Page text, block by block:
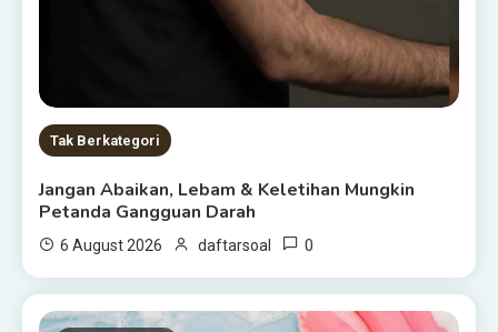
Tak Berkategori
Jangan Abaikan, Lebam & Keletihan Mungkin
Petanda Gangguan Darah
6 August 2026 daftarsoal 0